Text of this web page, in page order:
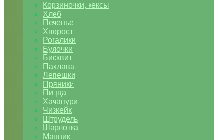
Корзиночки, кексы
Хлеб
Печенье
Хворост
Рогалики
Булочки
Бисквит
Пахлава
Лепешки
Пряники
Пицца
Хачапури
Чизкейк
Штрудель
Шарлотка
Манник